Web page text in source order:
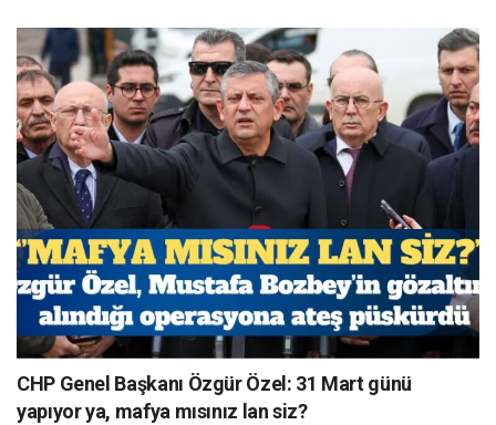
CHP Genel Başkanı Özgür Özel: 31 Mart günü
yapıyor ya, mafya mısınız lan siz?